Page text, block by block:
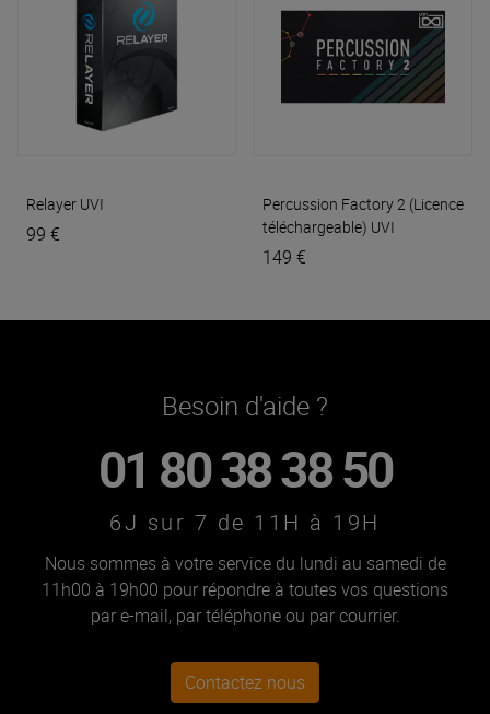
Relayer UVI
99 €
Percussion Factory 2 (Licence
téléchargeable) UVI
149 €
Besoin d'aide ?
01 80 38 38 50
6J sur 7 de 11H à 19H
Nous sommes à votre service du lundi au samedi de
11h00 à 19h00 pour répondre à toutes vos questions
par e-mail, par téléphone ou par courrier.
Contactez nous